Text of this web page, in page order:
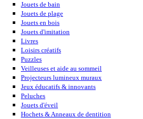
Jouets de bain
Jouets de plage
Jouets en bois
Jouets d'imitation
Livres
Loisirs créatifs
Puzzles
Veilleuses et aide au sommeil
Projecteurs lumineux muraux
Jeux éducatifs & innovants
Peluches
Jouets d'éveil
Hochets & Anneaux de dentition